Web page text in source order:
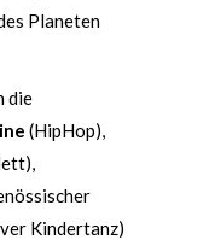
Planeten
die
(HipHop),
Kindertanz)